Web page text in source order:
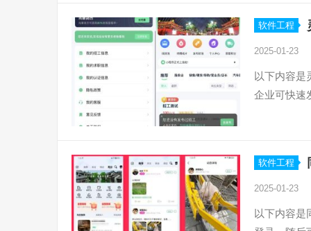
软件工程
2025-01-23
以下内容是
企业可快速
软件工程
2025-01-23
以下内容是